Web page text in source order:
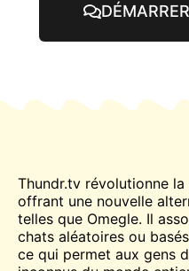
Thundr.tv révolutionne
offrant une nouvelle
telles que Omegle. Il
chats aléatoires ou
ce qui permet aux gens